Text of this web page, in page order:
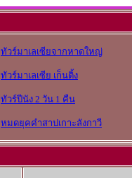
ทัวร์มาเลเซียจากหาดใหญ่
ทัวร์มาเลเซีย เก็นติ้ง
ทัวร์ปีนัง 2 วัน 1 คืน
หมดยุคคำสาปเกาะลังกาวี